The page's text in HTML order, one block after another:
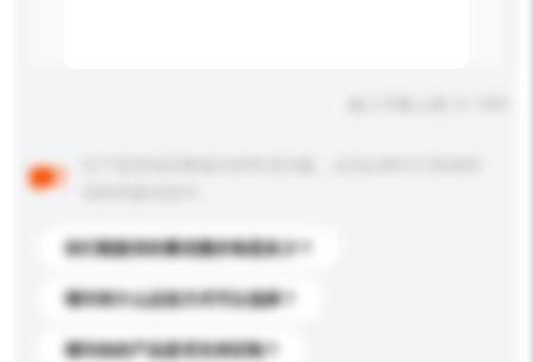
你们能提供的最优惠价格是多少？
请问有什么运送方式可以选择？
请问你的产品是否支持定制？